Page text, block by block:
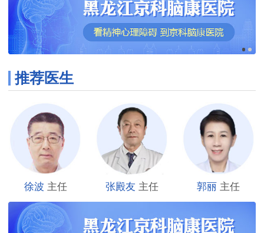
推荐医生
徐波 主任 张殿友 主任 郭丽 主任